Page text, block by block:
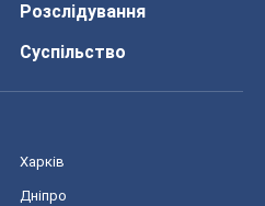
Розслідування
Суспільство
Харків
Дніпро